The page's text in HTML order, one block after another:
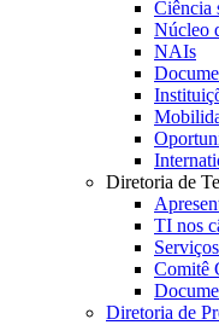
Ciência
Núcleo
NAIs
Diretoria de
TI nos
Comitê
Diretoria de